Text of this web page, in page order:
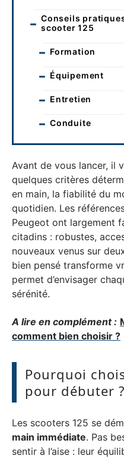
Conseils
scooter 125
Formation
Équipement
Entretien
Conduite
Avant de vous lancer, il
quelques critères
en main, la fiabilité du
quotidien. Les
Peugeot ont largement
citadins : robustes,
nouveaux venus sur
bien pensé transforme
permet d’envisager
sérénité.
A lire en complément :
comment bien choisir ?
Pourquoi
pour débuter ?
Les scooters 125 se
main immédiate. Pas
sentir à l’aise : leur